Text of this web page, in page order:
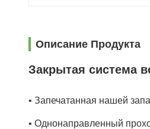
Описание Продукта
Закрытая система
• Запечатанная нашей
• Однонаправленный